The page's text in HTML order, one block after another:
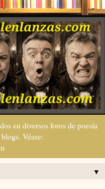
en diversos foros de poesía
Véase:
▼